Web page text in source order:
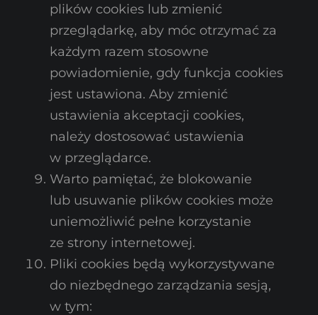
plików cookies lub zmienić
przeglądarkę, aby móc otrzymać za
każdym razem stosowne
powiadomienie, gdy funkcja cookies
jest ustawiona. Aby zmienić
ustawienia akceptacji cookies,
należy dostosować ustawienia
w przeglądarce.
Warto pamiętać, że blokowanie
lub usuwanie plików cookies może
uniemożliwić pełne korzystanie
ze strony internetowej.
Pliki cookies będą wykorzystywane
do niezbędnego zarządzania sesją,
w tym: